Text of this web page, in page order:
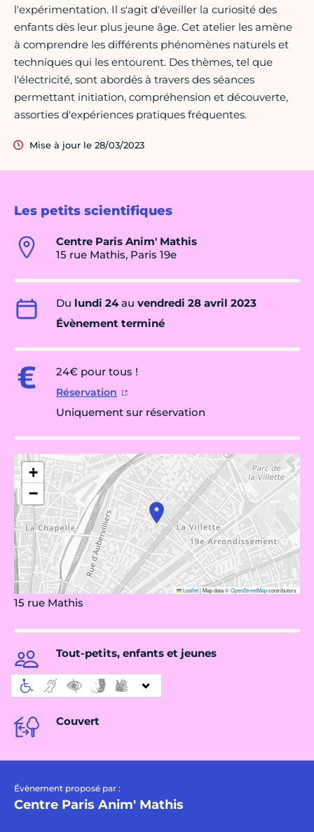
Les petits scientifiques
Centre Paris Anim' Mathis
15 rue Mathis, Paris 19e
Du lundi 24au vendredi 28 avril 2023
Évènement terminé
24€ pour tous !
Réservation
Uniquement sur réservation
+
−
Leaflet|Map data ©OpenStreetMapcontributors
15 rue Mathis
Tout-petits, enfants et jeunes
Couvert
Évènement proposé par :
Centre Paris Anim' Mathis
l'expérimentation. Il s'agit d'éveiller la curiosité des
enfants dès leur plus jeune âge. Cet atelier les amène
à comprendre les différents phénomènes naturels et
techniques qui les entourent. Des thèmes, tel que
l'électricité, sont abordés à travers des séances
permettant initiation, compréhension et découverte,
assorties d'expériences pratiques fréquentes.
Mise à jour le 28/03/2023